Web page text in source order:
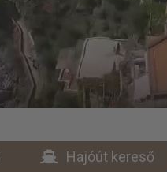
Hajóút kereső